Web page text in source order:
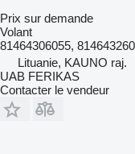
Prix sur demande
Volant
81464306055,
Lituanie, KAUNO raj.
UAB FERIKAS
Contacter le vendeur